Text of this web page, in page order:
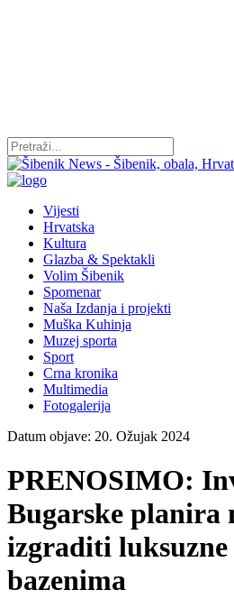
Vijesti
Hrvatska
Kultura
Glazba & Spektakli
Volim Šibenik
Spomenar
Naša Izdanja i projekti
Muška Kuhinja
Muzej sporta
Sport
Crna kronika
Multimedia
Fotogalerija
Datum objave: 20. Ožujak 2024
PRENOSIMO:
Bugarske planira
izgraditi luksuzne
bazenima